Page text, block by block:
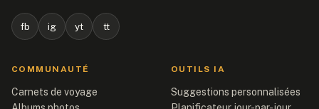
fb ig yt tt
COMMUNAUTÉ
Carnets de voyage
OUTILS IA
Suggestions personnalisées